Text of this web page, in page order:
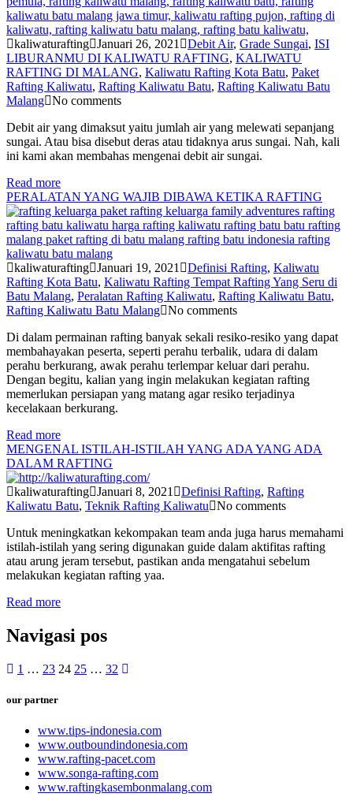
kaliwaturafting Januari 26, 2021 Debit Air, Grade Sungai, ISI
LIBURANMU DI KALIWATU RAFTING, KALIWATU
RAFTING DI MALANG, Kaliwatu Rafting Kota Batu, Paket
Rafting Kaliwatu, Rafting Kaliwatu Batu, Rafting Kaliwatu Batu
Malang No comments
Debit air yang dimaksut yaitu jumlah air yang melewati sepanjang
sungai. Atau bisa disebut deras atau tidaknya arus sungai. Nah, kali
ini kami akan membahas mengenai debit air sungai.
Read more
PERALATAN YANG WAJIB DIBAWA KETIKA RAFTING
kaliwaturafting Januari 19, 2021 Definisi Rafting, Kaliwatu
Rafting Kota Batu, Kaliwatu Rafting Tempat Rafting Yang Seru di
Batu Malang, Peralatan Rafting Kaliwatu, Rafting Kaliwatu Batu,
Rafting Kaliwatu Batu Malang No comments
Di dalam permainan rafting banyak sekali resiko-resiko yang dapat
membahayakan peserta, seperti perahu terbalik, udara di dalam
perahu berkurang, awak perahu terlempar keluar dari perahu.
Dengan begitu, kalian yang ingin melakukan kegiatan rafting
memerlukan persiapan yang matang agar resiko terjadinya
kecelakaan berkurang.
Read more
MENGENAL ISTILAH-ISTILAH YANG ADA YANG ADA
DALAM RAFTING
kaliwaturafting Januari 8, 2021 Definisi Rafting, Rafting
Kaliwatu Batu, Teknik Rafting Kaliwatu
No comments
Untuk meningkatkan kekompakan team anda juga harus memahami
istilah-istilah yang sering digunakan guide dalam aktifitas rafting
atau arung jeram tersebut, pastikan anda mengatahui sebelum
melakukan kegiatan rafting yaa.
Read more
Navigasi pos
1 … 23 24 25 … 32
our partner
www.tips-indonesia.com
www.outboundindonesia.com
www.rafting-pacet.com
www.songa-rafting.com
www.raftingkasembonmalang.com